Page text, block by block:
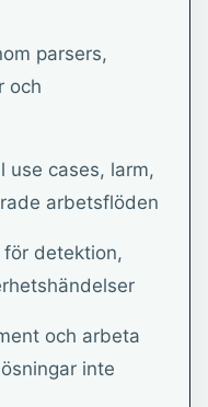
parsers,
och
use cases, larm,
arbetsflöden
detektion,
och arbeta
inte